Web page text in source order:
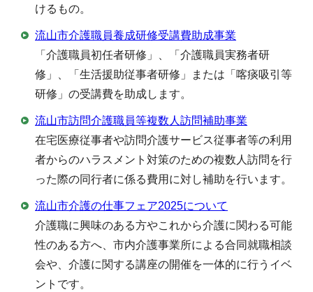
けるもの。
流山市介護職員養成研修受講費助成事業
「介護職員初任者研修」、「介護職員実務者研
修」、「生活援助従事者研修」または「喀痰吸引等
研修」の受講費を助成します。
流山市訪問介護職員等複数人訪問補助事業
在宅医療従事者や訪問介護サービス従事者等の利用
者からのハラスメント対策のための複数人訪問を行
った際の同行者に係る費用に対し補助を行います。
流山市介護の仕事フェア2025について
介護職に興味のある方やこれから介護に関わる可能
性のある方へ、市内介護事業所による合同就職相談
会や、介護に関する講座の開催を一体的に行うイベ
ントです。